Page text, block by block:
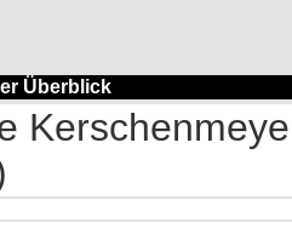
Überblick